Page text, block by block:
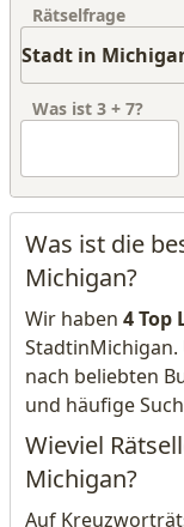
Rätselfrage
Was ist 3 + 7?
Was ist die
Michigan?
Wir haben 4 Top
StadtinMichigan.
nach beliebten
und häufige
Wieviel
Michigan?
Auf